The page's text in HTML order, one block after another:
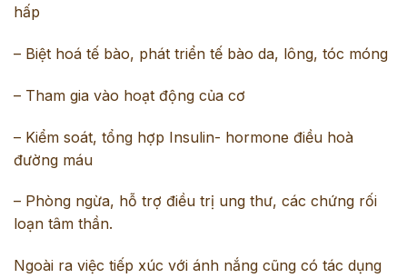
hấp
– Biệt hoá tế bào, phát triển tế bào da, lông, tóc móng
– Tham gia vào hoạt động của cơ
– Kiểm soát, tổng hợp Insulin- hormone điều hoà
đường máu
– Phòng ngừa, hỗ trợ điều trị ung thư, các chứng rối
loạn tâm thần.
Ngoài ra việc tiếp xúc với ánh nắng cũng có tác dụng